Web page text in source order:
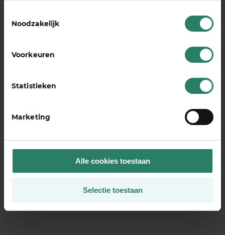
Noodzakelijk
Voorkeuren
Statistieken
Marketing
Alle cookies toestaan
Selectie toestaan